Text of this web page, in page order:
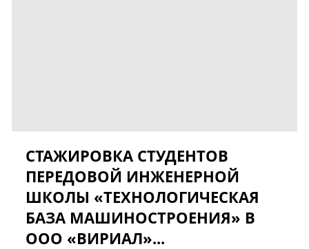
СТАЖИРОВКА СТУДЕНТОВ
ПЕРЕДОВОЙ ИНЖЕНЕРНОЙ
ШКОЛЫ «ТЕХНОЛОГИЧЕСКАЯ
БАЗА МАШИНОСТРОЕНИЯ» В
ООО «ВИРИАЛ»...